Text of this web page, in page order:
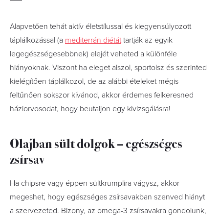
Alapvetően tehát aktív életstílussal és kiegyensúlyozott
táplálkozással (a mediterrán diétáttartják az egyik
legegészségesebbnek) elejét veheted a különféle
hiányoknak. Viszont ha eleget alszol, sportolsz és szerinted
kielégítően táplálkozol, de az alábbi ételeket mégis
feltűnően sokszor kívánod, akkor érdemes felkeresned
háziorvosodat, hogy beutaljon egy kivizsgálásra!
Olajban sült dolgok – egészséges
zsírsav
Ha chipsre vagy éppen sültkrumplira vágysz, akkor
megeshet, hogy egészséges zsírsavakban szenved hiányt
a szervezeted. Bizony, az omega-3 zsírsavakra gondolunk,